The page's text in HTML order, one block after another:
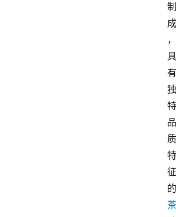
制
成
，
具
有
独
特
品
质
特
征
的
茶